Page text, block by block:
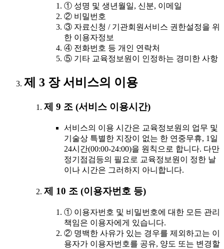
① 성명 및 생년월일, 신분, 이메일
② 비밀번호
③ 자료신청 / 기관회원서비스 권한설정을 위
한 이용자정보
④ 전화번호 등 개인 연락처
⑤ 기타 교육정보원이 인정하는 경미한 사항
제 3 장 서비스의 이용
제 9 조 (서비스 이용시간)
서비스의 이용 시간은 교육정보원의 업무 및
기술상 특별한 지장이 없는 한 연중무휴, 1일
24시간(00:00-24:00)을 원칙으로 합니다. 다만
정기점검등의 필요로 교육정보원이 정한 날
이나 시간은 그러하지 아니합니다.
제 10 조 (이용자번호 등)
① 이용자번호 및 비밀번호에 대한 모든 관리
책임은 이용자에게 있습니다.
② 명백한 사유가 있는 경우를 제외하고는 이
용자가 이용자번호를 공유, 양도 또는 변경할